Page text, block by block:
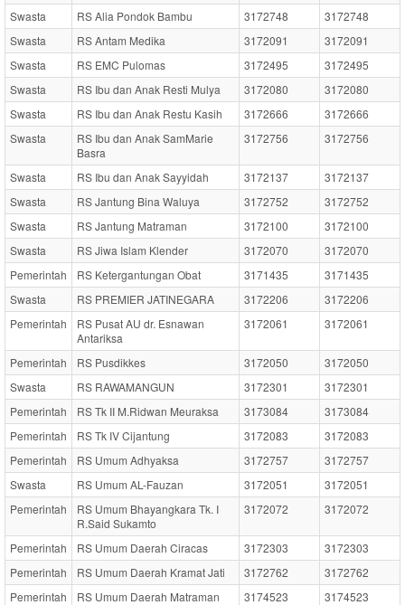
Swasta RS Alia Pondok Bambu 3172748
3172748
Swasta
RS Antam Medika 3172091
3172091
Swasta
RS EMC Pulomas 3172495
3172495
Swasta
RS Ibu dan Anak Resti Mulya 3172080
3172080
Swasta
RS Ibu dan Anak Restu Kasih 3172666
3172666
Swasta
RS Ibu dan Anak SamMarie
Basra
3172756 3172756
Swasta RS Ibu dan Anak Sayyidah 3172137
3172137
Swasta
RS Jantung Bina Waluya 3172752
3172752
Swasta
RS Jantung Matraman 3172100
3172100
Swasta
RS Jiwa Islam Klender 3172070
3172070
Pemerintah
RS Ketergantungan Obat 3171435
3171435
Swasta
RS PREMIER JATINEGARA 3172206
3172206
Pemerintah
RS Pusat AU dr. Esnawan
Antariksa
3172061 3172061
Pemerintah RS Pusdikkes 3172050
3172050
Swasta
RS RAWAMANGUN 3172301
3172301
Pemerintah
RS Tk II M.Ridwan Meuraksa 3173084
3173084
Pemerintah
RS Tk IV Cijantung 3172083
3172083
Pemerintah
RS Umum Adhyaksa 3172757
3172757
Swasta
RS Umum AL-Fauzan 3172051
3172051
Pemerintah
RS Umum Bhayangkara Tk. I
R.Said Sukamto
3172072 3172072
Pemerintah RS Umum Daerah Ciracas 3172303
3172303
Pemerintah
RS Umum Daerah Kramat Jati 3172762
3172762
Pemerintah
RS Umum Daerah Matraman 3174523
3174523